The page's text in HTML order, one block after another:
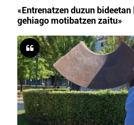
«Entrenatzen duzun
gehiago motibatzen zaitu»